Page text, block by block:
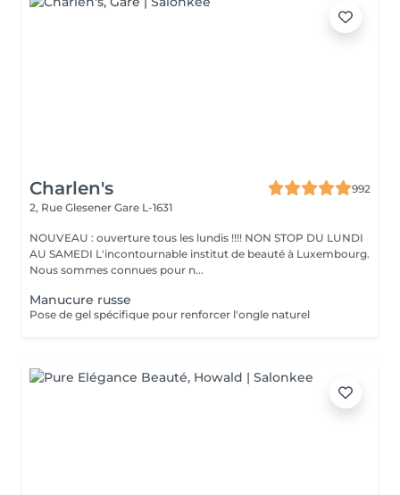
Charlen's
992
2, Rue Glesener Gare L-1631
NOUVEAU : ouverture tous les lundis !!!! NON STOP DU LUNDI
AU SAMEDI L'incontournable institut de beauté à Luxembourg.
Nous sommes connues pour n...
Manucure russe
Pose de gel spécifique pour renforcer l'ongle naturel